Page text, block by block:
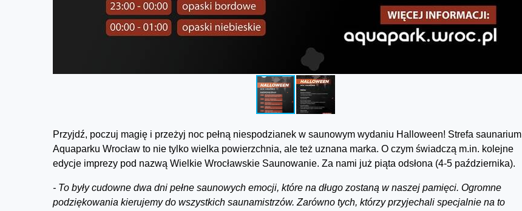
Przyjdź, poczuj magię i przeżyj noc pełną niespodzianek w saunowym wydaniu Halloween! Strefa saunarium
Aquaparku Wrocław to nie tylko wielka powierzchnia, ale też uznana marka. O czym świadczą m.in. kolejne
edycje imprezy pod nazwą Wielkie Wrocławskie Saunowanie. Za nami już piąta odsłona (4-5 października).
- To były cudowne dwa dni pełne saunowych emocji, które na długo zostaną w naszej pamięci. Ogromne
podziękowania kierujemy do wszystkich saunamistrzów. Zarówno tych, którzy przyjechali specjalnie na to